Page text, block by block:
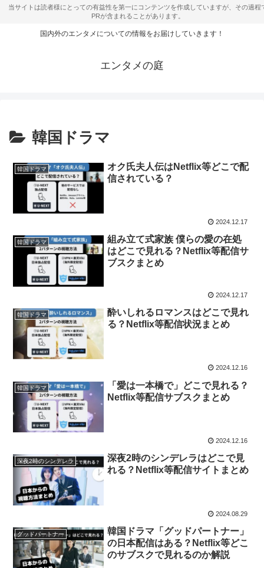
国内外のエンタメについての情報をお届けしていきます！
エンタメの庭
韓国ドラマ
韓国ドラマ
オク氏夫人伝はNetflix等どこで配
信されている？
2024.12.17
韓国ドラマ
組み立て式家族 僕らの愛の在処
はどこで見れる？Netflix等配信サ
ブスクまとめ
2024.12.17
韓国ドラマ
酔いしれるロマンスはどこで見れ
る？Netflix等配信状況まとめ
2024.12.16
韓国ドラマ
「愛は一本橋で」どこで見れる？
Netflix等配信サブスクまとめ
2024.12.16
深夜2時のシンデレラ
深夜2時のシンデレラはどこで見
れる？Netflix等配信サイトまとめ
2024.08.29
グッドパートナー
韓国ドラマ「グッドパートナー」
の日本配信はある？Netflix等どこ
のサブスクで見れるのか解説